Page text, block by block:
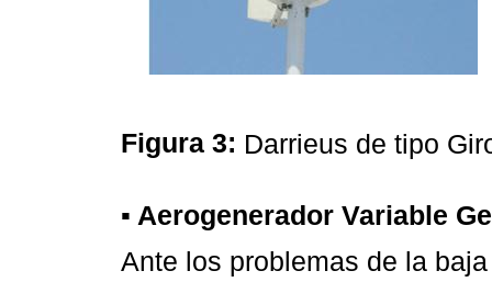
Figura 3: Darrieus de tipo
▪ Aerogenerador Variable
Ante los problemas de la